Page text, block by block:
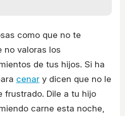
como que no te
no valoras los
de tus hijos. Si ha
cenar y dicen que no le
frustrado. Dile a tu hijo
carne esta noche,